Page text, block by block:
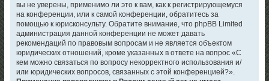
вы не уверены, применимо ли это к вам, как к регистрирующемуся
на конференции, или к самой конференции, обратитесь за
помощью к юрисконсульту. Обратите внимание, что phpBB Limited
администрация данной конференции не может давать
рекомендаций по правовым вопросам и не является объектом
юридических отношений, кроме указанных в ответе на вопрос «С
кем можно связаться по вопросу некорректного использования и/
или юридических вопросов, связанных с этой конференцией?».